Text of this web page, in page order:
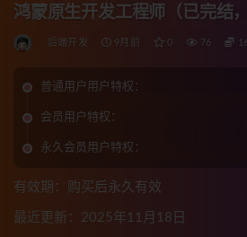
鸿蒙原生开发工程师（已完结
后端开发 9月前 0 76
普通用户用户特权：
会员用户特权：
永久会员用户特权：
有效期：购买后永久有效
最近更新：2025年11月18日